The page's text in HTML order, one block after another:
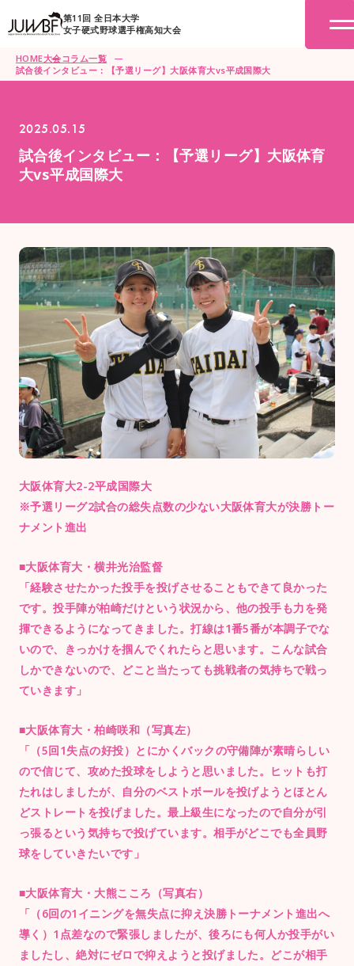
第11回 全日本大学
女子硬式野球選手権高知大会
HOME大会コラム一覧
試合後インタビュー：【予選リーグ】大阪体育大vs平成国際大
2025.05.15
試合後インタビュー：【予選リーグ】大阪体育
大vs平成国際大
大阪体育大2-2平成国際大
※予選リーグ2試合の総失点数の少ない大阪体育大が決勝トー
ナメント進出
■大阪体育大・横井光治監督
「経験させたかった投手を投げさせることもできて良かった
です。投手陣が柏崎だけという状況から、他の投手も力を発
揮できるようになってきました。打線は1番5番が本調子でな
いので、きっかけを掴んでくれたらと思います。こんな試合
しかできないので、どこと当たっても挑戦者の気持ちで戦っ
ていきます」
■大阪体育大・柏崎咲和（写真左）
「（5回1失点の好投）とにかくバックの守備陣が素晴らしい
ので信じて、攻めた投球をしようと思いました。ヒットも打
たれはしましたが、自分のベストボールを投げようとほとん
どストレートを投げました。最上級生になったので自分が引
っ張るという気持ちで投げています。相手がどこでも全員野
球をしていきたいです」
■大阪体育大・大熊こころ（写真右）
「（6回の1イニングを無失点に抑え決勝トーナメント進出へ
導く）1点差なので緊張しましたが、後ろにも何人か投手がい
ましたし、絶対にゼロで抑えようと投げました。どこが相手